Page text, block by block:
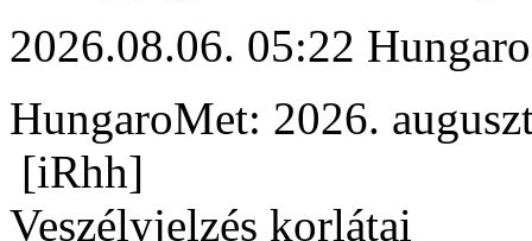
2026.08.06. 05:22
HungaroMet: 2026.
[iRhh]
Veszélyjelzés korlátai